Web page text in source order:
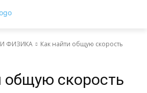
ФИЗИКА Как найти общую скорость
общую скорость